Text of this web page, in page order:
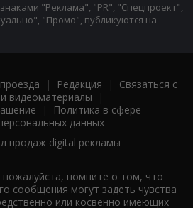
"Реклама", "PR", "Спецпроект",
"Промо", публикуются на
| Редакция | Связаться с
видеоматериалы |
|
Политика в сфере
данных
продаж digital рекламы
помните о том, что
сообщения могут задеть чувства
или косвенно имеющих